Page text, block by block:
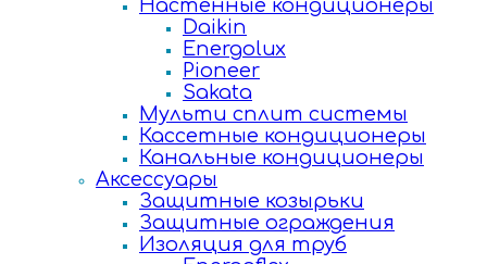
Настенные кондиционеры
Daikin
Energolux
Pioneer
Sakata
Мульти сплит системы
Кассетные кондиционеры
Канальные кондиционеры
Аксессуары
Защитные козырьки
Защитные ограждения
Изоляция для труб